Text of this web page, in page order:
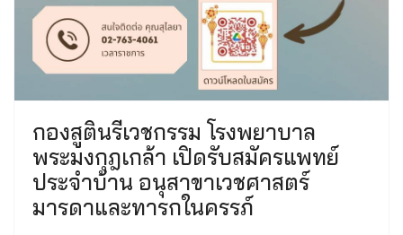
กองสูตินรีเวชกรรม โรงพยาบาล
พระมงกุฎเกล้า เปิดรับสมัครแพทย์
ประจำบ้าน อนุสาขาเวชศาสตร์
มารดาและทารกในครรภ์